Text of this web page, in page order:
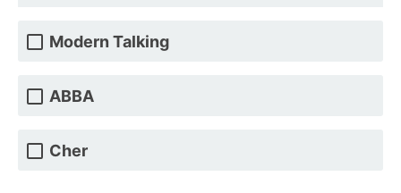
Modern Talking
ABBA
Cher